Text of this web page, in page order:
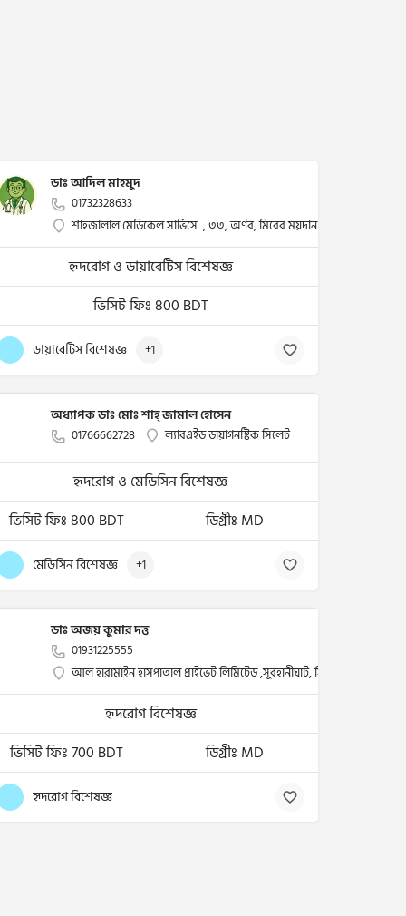
ডাঃ আদিল মাহমুদ
01732328633
শাহজালাল মেডিকেল সার্ভিসে , ৩৩, অর্ণব, মিরের ময়দান , সিলেট
হৃদরোগ ও ডায়াবেটিস বিশেষজ্ঞ
ভিসিট ফিঃ 800 BDT
ডায়াবেটিস বিশেষজ্ঞ +1
অধ্যাপক ডাঃ মোঃ শাহ্ জামাল হোসেন
01766662728 ল্যাবএইড ডায়াগনষ্টিক সিলেট
হৃদরোগ ও মেডিসিন বিশেষজ্ঞ
ভিসিট ফিঃ 800 BDT
ডিগ্রীঃ MD
মেডিসিন বিশেষজ্ঞ +1
ডাঃ অজয় কুমার দত্ত
01931225555
আল হারামাইন হাসপাতাল প্রাইভেট লিমিটেড ,সুবহানীঘাট, সিলেট
হৃদরোগ বিশেষজ্ঞ
ভিসিট ফিঃ 700 BDT
ডিগ্রীঃ MD
হৃদরোগ বিশেষজ্ঞ